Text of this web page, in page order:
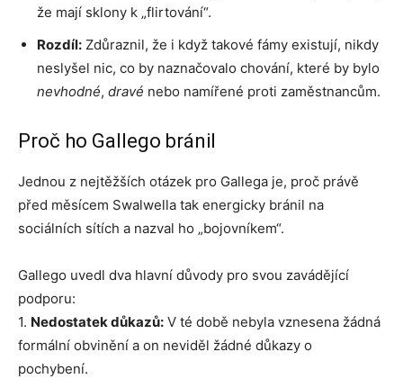
že mají sklony k „flirtování“.
Rozdíl: Zdůraznil, že i když takové fámy existují, nikdy
neslyšel nic, co by naznačovalo chování, které by bylo
nevhodné, dravé nebo namířené proti zaměstnancům.
Proč ho Gallego bránil
Jednou z nejtěžších otázek pro Gallega je, proč právě
před měsícem Swalwella tak energicky bránil na
sociálních sítích a nazval ho „bojovníkem“.
Gallego uvedl dva hlavní důvody pro svou zavádějící
podporu:
1. Nedostatek důkazů: V té době nebyla vznesena žádná
formální obvinění a on neviděl žádné důkazy o
pochybení.